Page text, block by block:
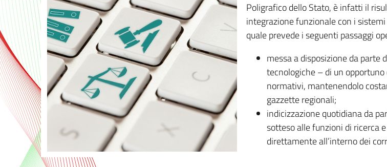
Poligrafico dello Stato, è infatti il
integrazione funzionale con i
quale prevede i seguenti passaggi
messa a disposizione da
tecnologiche – di un
normativi, mantenendolo
gazzette regionali;
indicizzazione quotidiana da
sotteso alle funzioni di ricerca
direttamente all’interno dei